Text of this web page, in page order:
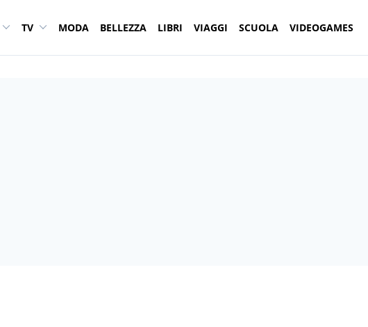
TV MODA BELLEZZA LIBRI VIAGGI SCUOLA VIDEOGAMES